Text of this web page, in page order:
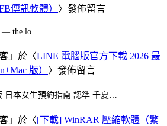
傳訊軟體）
〉發佈留言
— the lo…
」於〈LINE 電腦版官方下載 2026 最
版） 〉發佈留言
日本女生預約指南 認準 千夏…
」於〈[下載] WinRAR 壓縮軟體（繁